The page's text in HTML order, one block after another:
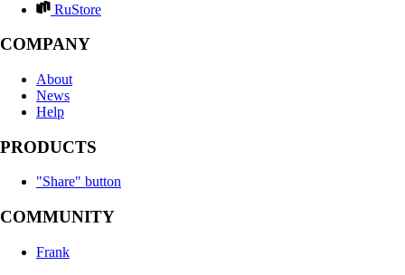
RuStore
COMPANY
About
News
Help
PRODUCTS
"Share" button
COMMUNITY
Frank